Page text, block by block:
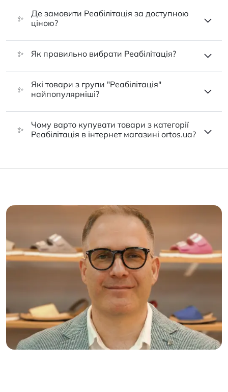
✨
Де замовити Реабілітація за доступною
ціною?
✨ Як правильно вибрати Реабілітація?
✨
Які товари з групи "Реабілітація"
найпопулярніші?
✨
Чому варто купувати товари з категорії
Реабілітація в інтернет магазині ortos.ua?